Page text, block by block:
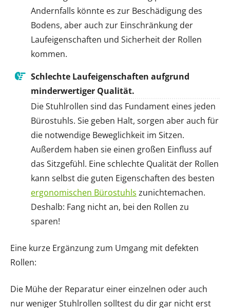
Andernfalls könnte es zur Beschädigung des
Bodens, aber auch zur Einschränkung der
Laufeigenschaften und Sicherheit der Rollen
kommen.
Schlechte Laufeigenschaften aufgrund
minderwertiger Qualität.
Die Stuhlrollen sind das Fundament eines jeden
Bürostuhls. Sie geben Halt, sorgen aber auch für
die notwendige Beweglichkeit im Sitzen.
Außerdem haben sie einen großen Einfluss auf
das Sitzgefühl. Eine schlechte Qualität der Rollen
kann selbst die guten Eigenschaften des besten
ergonomischen Bürostuhls zunichtemachen.
Deshalb: Fang nicht an, bei den Rollen zu
sparen!
Eine kurze Ergänzung zum Umgang mit defekten
Rollen:
Die Mühe der Reparatur einer einzelnen oder auch
nur weniger Stuhlrollen solltest du dir gar nicht erst